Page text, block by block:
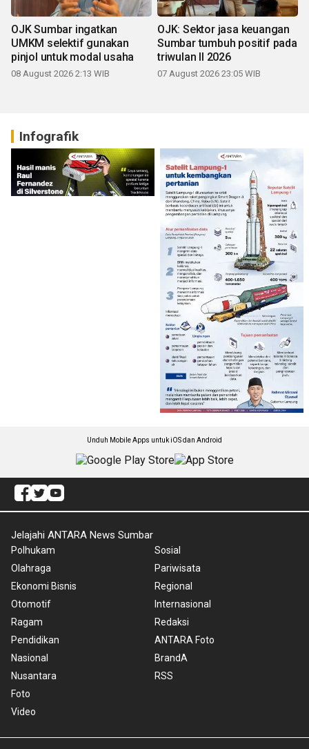
OJK Sumbar ingatkan
UMKM selektif gunakan
pinjol untuk modal usaha
08 August 2026 2:13 WIB
OJK: Sektor jasa keuangan
Sumbar tumbuh positif pada
triwulan II 2026
07 August 2026 23:05 WIB
Infografik
Unduh Mobile Apps untuk iOS dan Android
Jelajahi ANTARA News Sumbar
Polhukam
Olahraga
Ekonomi Bisnis
Otomotif
Ragam
Pendidikan
Nasional
Nusantara
Foto
Video
Sosial
Pariwisata
Regional
Internasional
Redaksi
ANTARA Foto
BrandA
RSS